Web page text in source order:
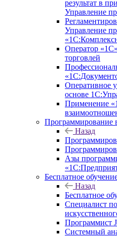
результат в
Управление
Управление
Оператор
торговлей
Оперативное
основе
Применение
Программирование
Назад
Азы
Бесплатное
Назад
Бесплатное
Специалист
Программист
Системный